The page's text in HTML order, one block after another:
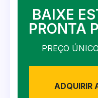
BAIXE
PRONTA
PREÇO
ADQUIRIR